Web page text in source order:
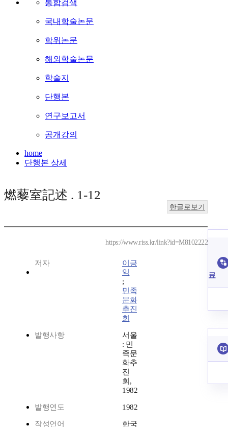
통합검색
국내학술논문
학위논문
해외학술논문
학술지
단행본
연구보고서
공개강의
home
단행본 상세
燃藜室記述 . 1-12
한글로보기
https://www.riss.kr/link?id=M8102222
저자
이긍
익
;
민족
문화
추진
회
발행사항
서울
: 민
족문
화추
진
회,
1982
발행연도 1982
작성언어
한국
료